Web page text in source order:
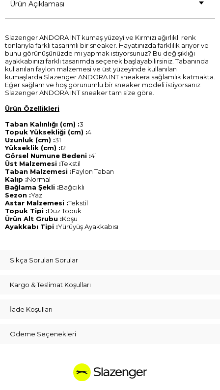
Ürün Açıklaması
Slazenger ANDORA INT kumaş yüzeyi ve Kırmızı ağırlıklı renk
tonlarıyla farklı tasarımlı bir sneaker. Hayatınızda farklılık arıyor ve
bunu görünüşünüzde mi yapmak istiyorsunuz? Bu değişikliği
ayakkabınızı farklı tasarımda seçerek başlayabilirsiniz. Tabanında
kullanılan faylon malzemesi ve üst yüzeyinde kullanılan
kumaşlarda Slazenger ANDORA INT sneakera sağlamlık katmakta.
Eğer sağlam ve hoş görünümlü bir sneaker modeli istiyorsanız
Slazenger ANDORA INT sneaker tam size göre.
Ürün Özellikleri
Taban Kalınlığı (cm) :3
Topuk Yüksekliği (cm) :4
Uzunluk (cm) :31
Yükseklik (cm) :12
Görsel Numune Bedeni :41
Üst Malzemesi :Tekstil
Taban Malzemesi :Faylon Taban
Kalıp :Normal
Bağlama Şekli :Bağcıklı
Sezon :Yaz
Astar Malzemesi :Tekstil
Topuk Tipi :Düz Topuk
Ürün Alt Grubu :Koşu
Ayakkabı Tipi :Yürüyüş Ayakkabısı
Sıkça Sorulan Sorular
Kargo & Teslimat Koşulları
İade Koşulları
Ödeme Seçenekleri